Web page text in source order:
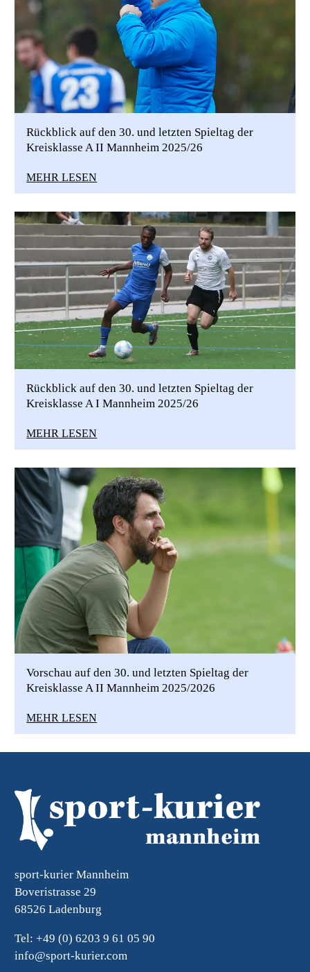
Rückblick auf den 30. und letzten Spieltag der
Kreisklasse A II Mannheim 2025/26
MEHR LESEN
Rückblick auf den 30. und letzten Spieltag der
Kreisklasse A I Mannheim 2025/26
MEHR LESEN
Vorschau auf den 30. und letzten Spieltag der
Kreisklasse A II Mannheim 2025/2026
MEHR LESEN
sport-kurier Mannheim
Boveristrasse 29
68526 Ladenburg
Tel: +49 (0) 6203 9 61 05 90
info@sport-kurier.com